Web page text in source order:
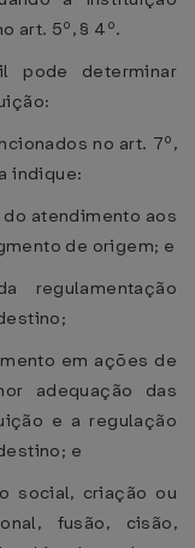
art. 5º, § 4º.
pode determinar
no art. 7º,
indique:
atendimento aos
de origem; e
regulamentação
em ações de
adequação das
e a regulação
e
social, criação ou
fusão, cisão,